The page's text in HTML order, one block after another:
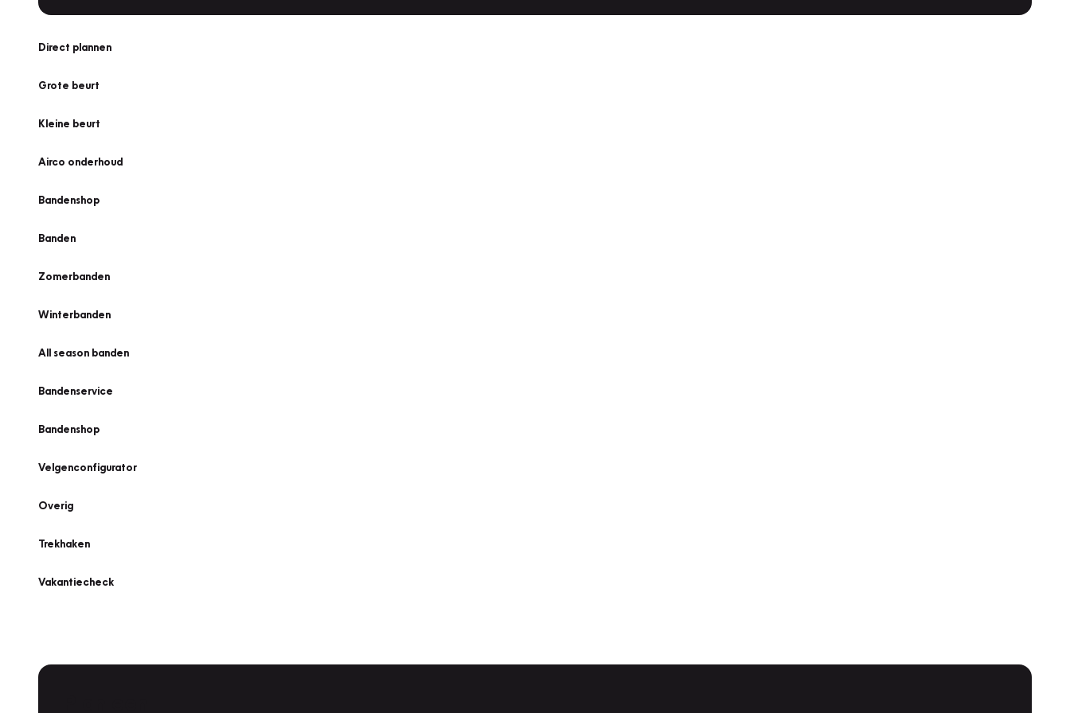
Direct plannen
Grote beurt
Kleine beurt
Airco onderhoud
Bandenshop
Banden
Zomerbanden
Winterbanden
All season banden
Bandenservice
Bandenshop
Velgenconfigurator
Overig
Trekhaken
Vakantiecheck